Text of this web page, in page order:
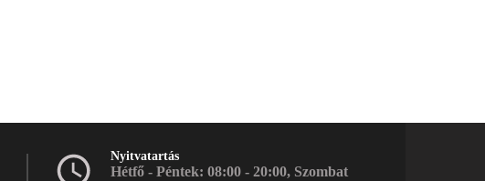
Nyitvatartás
Hétfő - Péntek: 08:00 - 20:00, Szombat